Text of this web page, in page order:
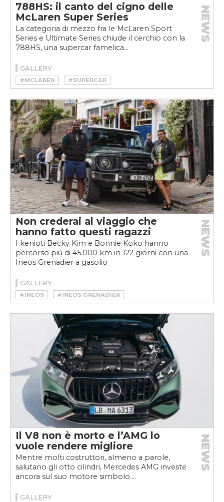
788HS: il canto del cigno delle
McLaren Super Series
La categoria di mezzo fra le McLaren Sport
Series e Ultimate Series chiude il cerchio con la
788HS, una supercar famelica...
NEWS
GALLERY
#MCLAREN #SUPERCAR
Non crederai al viaggio che
hanno fatto questi ragazzi
I kenioti Becky Kim e Bonnie Koko hanno
percorso più di 45.000 km in 122 giorni con una
Ineos Grenadier a gasolio
NEWS
GALLERY
#INEOS #INEOS GRENADIER
Il V8 non è morto e l’AMG lo
vuole rendere migliore
Mentre molti costruttori, almeno a parole,
salutano gli otto cilindri, Mercedes AMG investe
ancora sul suo motore simbolo....
NEWS
GALLERY